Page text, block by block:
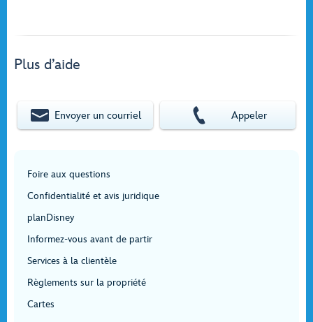
Plus d’aide
Envoyer un courriel Appeler
Foire aux questions
Confidentialité et avis juridique
planDisney
Informez-vous avant de partir
Services à la clientèle
Règlements sur la propriété
Cartes